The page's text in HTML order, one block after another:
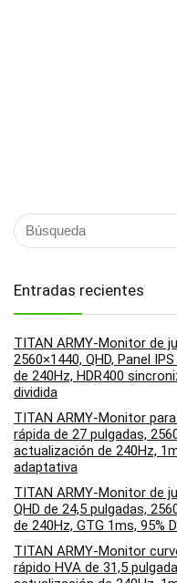
Entradas recientes
TITAN ARMY-Monitor de
2560×1440, QHD, Panel
de 240Hz, HDR400
dividida
TITAN ARMY-Monitor
rápida de 27 pulgadas,
actualización de 240Hz,
adaptativa
TITAN ARMY-Monitor de
QHD de 24,5 pulgadas,
de 240Hz, GTG 1ms, 95%
TITAN ARMY-Monitor
rápido HVA de 31,5